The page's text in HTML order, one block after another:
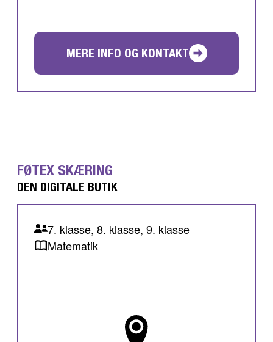
MERE INFO OG KONTAKT
FØTEX SKÆRING
DEN DIGITALE BUTIK
7. klasse, 8. klasse, 9. klasse
Matematik